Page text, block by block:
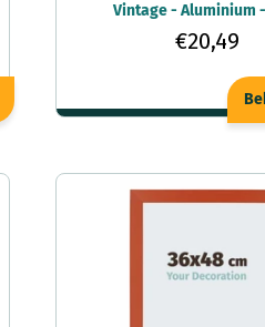
Vintage - Aluminium
€20,49